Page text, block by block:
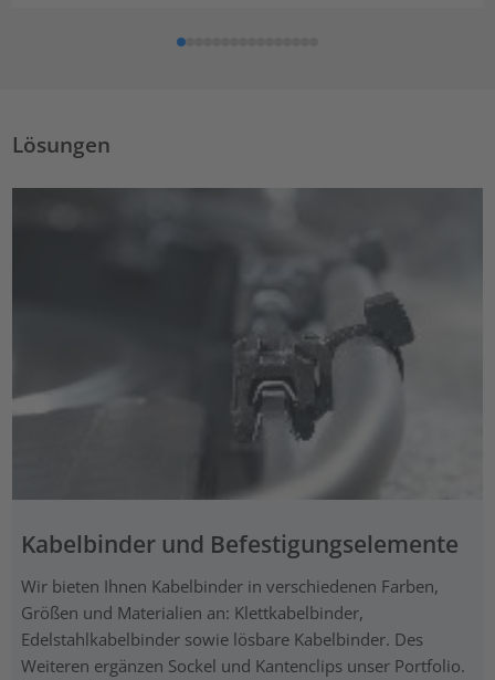
Lösungen
Kabelbinder und Befestigungselemente
Wir bieten Ihnen Kabelbinder in verschiedenen Farben,
Größen und Materialien an: Klettkabelbinder,
Edelstahlkabelbinder sowie lösbare Kabelbinder. Des
Weiteren ergänzen Sockel und Kantenclips unser Portfolio.